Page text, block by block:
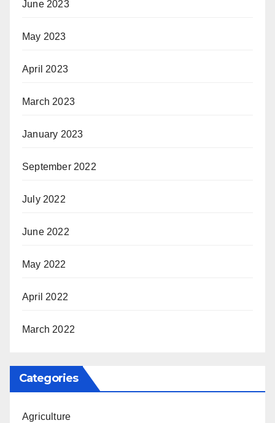
June 2023
May 2023
April 2023
March 2023
January 2023
September 2022
July 2022
June 2022
May 2022
April 2022
March 2022
Categories
Agriculture